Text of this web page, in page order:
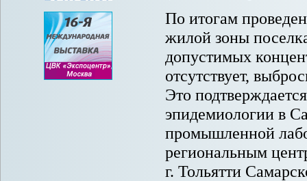
По итогам
жилой зоны
допустимых
отсутствует,
Это
эпидемиологии в
промышленной
региональным
г. Тольятти